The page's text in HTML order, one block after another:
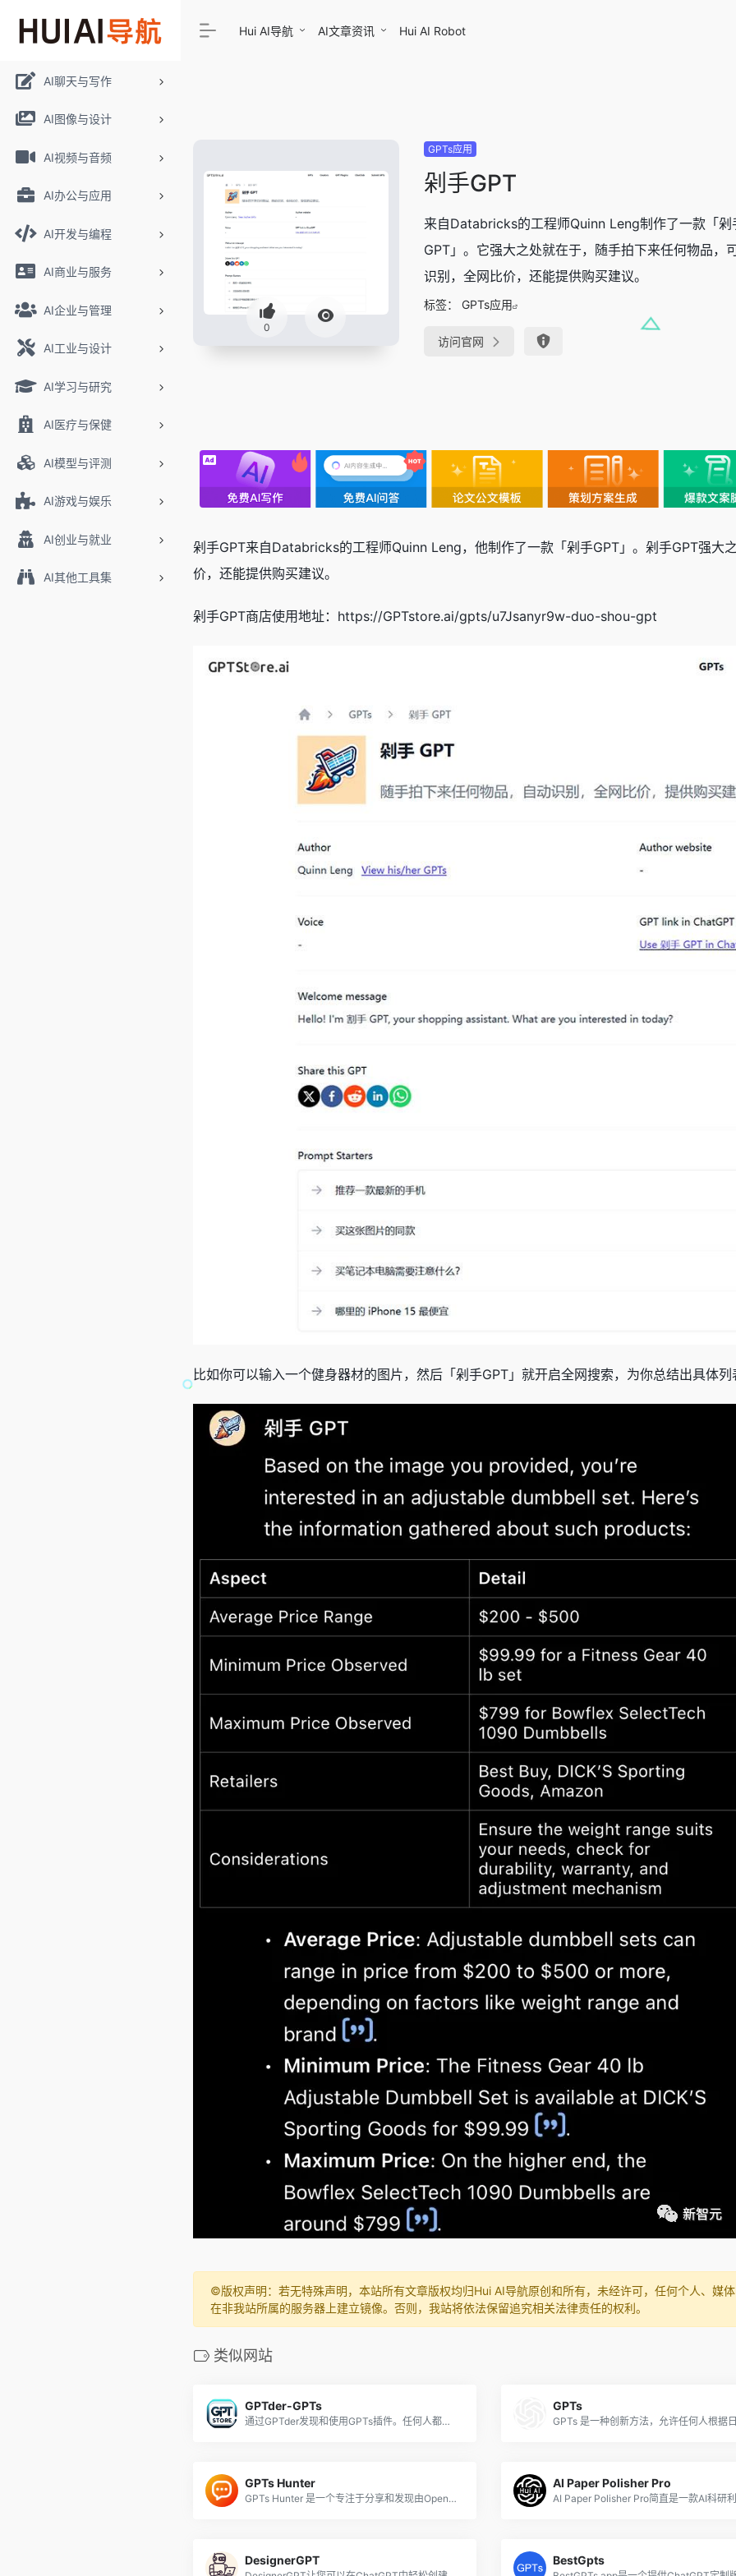
AI聊天与写作
AI图像与设计
AI视频与音频
AI办公与应用
AI开发与编程
AI商业与服务
AI企业与管理
AI工业与设计
AI学习与研究
AI医疗与保健
AI模型与评测
AI游戏与娱乐
AI创业与就业
AI其他工具集
Hui AI导航 AI文章资讯 Hui AI Robot
0
GPTs应用
剁手GPT
来自Databricks的工程师Quinn Leng制作了一款「剁
GPT」。它强大之处就在于，随手拍下来任何物品，
识别，全网比价，还能提供购买建议。
标签： GPTs应用
访问官网
剁手GPT来自Databricks的工程师Quinn Leng，他制作了一款「剁手GPT」。剁手GPT强大
价，还能提供购买建议。
剁手GPT商店使用地址：https://GPTstore.ai/gpts/u7Jsanyr9w-duo-shou-gpt
比如你可以输入一个健身器材的图片，然后「剁手GPT」就开启全网搜索，为你总结出具体列
©️版权声明：若无特殊声明，本站所有文章版权均归Hui AI导航原创和所有，未经许可，任何个人、媒
在非我站所属的服务器上建立镜像。否则，我站将依法保留追究相关法律责任的权利。
类似网站
GPTder-GPTs
通过GPTder发现和使用GPTs插件。任何人都可以轻松构建自己的GPT。使用GPTs连接到世界。
GPTs
GPTs Hunter
GPTs Hunter 是一个专注于分享和发现由OpenAl提供的自定义GPTs的平台。
AI Paper Polisher Pro
DesignerGPT BestGpts